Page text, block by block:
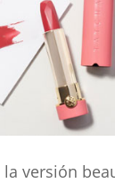
versión